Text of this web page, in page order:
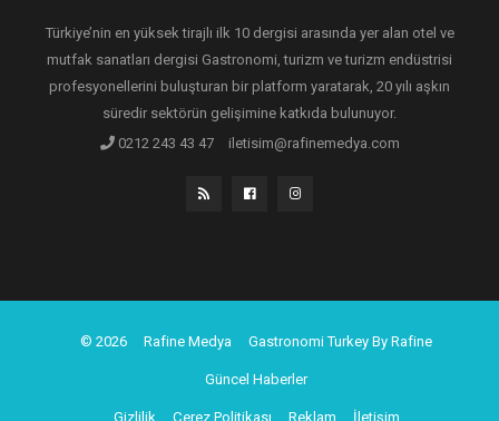
Türkiye’nin en yüksek tirajlı ilk 10 dergisi arasında yer alan otel ve
mutfak sanatları dergisi Gastronomi, turizm ve turizm endüstrisi
profesyonellerini buluşturan bir platform yaratarak, 20 yılı aşkın
süredir sektörün gelişimine katkıda bulunuyor.
0212 243 43 47
iletisim@rafinemedya.com
© 2026 Rafine Medya Gastronomi Turkey By Rafine
Güncel Haberler
Gizlilik Çerez Politikası Reklam İletişim